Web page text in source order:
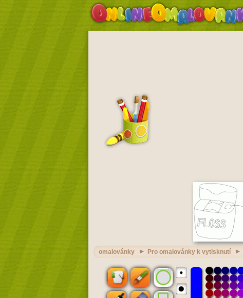
omalovánky Pro omalovánky k vytisknutí